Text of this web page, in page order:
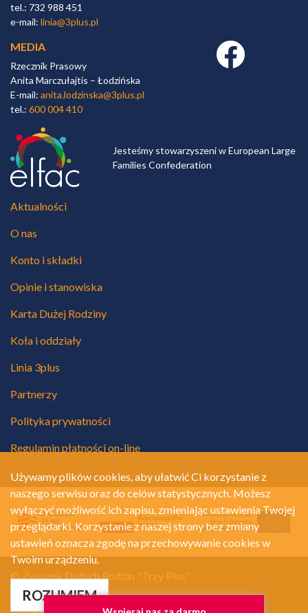
tel.: 732 988 451
e-mail: linia@3plus.pl
MEDIA
Rzecznik Prasowy
Anita Marczułajtis – Łodzińska
E-mail: anita.lodzinska@3plus.pl
tel.: 600 004 410
Facebook link
Jesteśmy stowarzyszeni w European Large
Families Confederation
Aktualności
O nas
Konto i składki
Opinie i stanowiska
Karta Dużej Rodziny
Koła i oddziały
Linia 3plus
Partnerzy
Polityka prywatności
Regulamin płatności on-line
© Związek Dużych Rodzin "Trzy Plus"
Polityka prywatności
Realizacja:
Używamy plików cookies, aby ułatwić Ci korzystanie z
naszego serwisu oraz do celów statystycznych. Możesz
wyłączyć możliwość ich zapisu, zmieniając ustawienia Twojej
przeglądarki. Korzystanie z naszej strony bez zmiany
ustawień oznacza zgodę na przechowywanie cookies w
Twoim urządzeniu.
ROZUMIEM